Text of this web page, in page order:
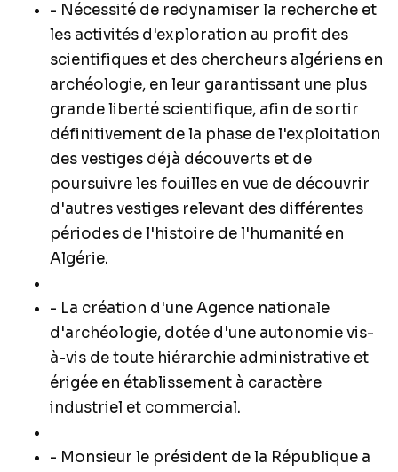
- Nécessité de redynamiser la recherche et
les activités d'exploration au profit des
scientifiques et des chercheurs algériens en
archéologie, en leur garantissant une plus
grande liberté scientifique, afin de sortir
définitivement de la phase de l'exploitation
des vestiges déjà découverts et de
poursuivre les fouilles en vue de découvrir
d'autres vestiges relevant des différentes
périodes de l'histoire de l'humanité en
Algérie.
- La création d'une Agence nationale
d'archéologie, dotée d'une autonomie vis-
à-vis de toute hiérarchie administrative et
érigée en établissement à caractère
industriel et commercial.
- Monsieur le président de la République a